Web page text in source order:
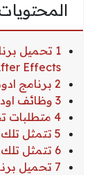
1 تحميل
Effects
2 برنامج ادوبي افترافكت مجانا للكمبيوتر
3 وظائف اودبي افترافكت
4 متطلبات تحميل برنامج Adobe After Effect
5 تتمثل تلك المتطلبات فيما يلي
6 تتمثل تلك المتطلبات فيما يلي
7 تحميل برنامج Adobe After Effect